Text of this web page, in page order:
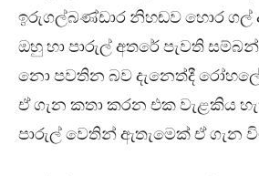
ඉරුගල්බණ්ඩාර නිහඬව හොර ගල්
ඔහු හා පාරුල් අතරේ පැවති
නො පවතින බව දැනෙත්දී
ඒ ගැන කතා කරන එක වැළකිය
පාරුල් වෙතින් ඇතැමෙක් ඒ ගැන